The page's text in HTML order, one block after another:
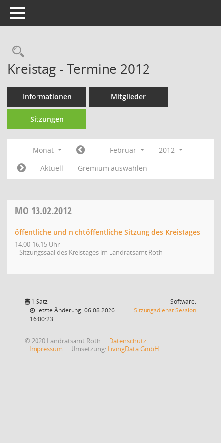
Toggle navigation
Rechercheauswahl
Kreistag - Termine 2012
Informationen Mitglieder
Sitzungen
Monat Februar
2012
Aktuell
Gremium auswählen
MO 13.02.2012
öffentliche und nichtöffentliche Sitzung des Kreistages
14:00-16:15 Uhr
Sitzungssaal des Kreistages im Landratsamt Roth
1 Satz
Letzte Änderung: 06.08.2026
16:00:23
Software:
SitzungsdienstSession(Wird in
© 2020 Landratsamt Roth
Datenschutz
Impressum
Umsetzung: LivingData GmbH